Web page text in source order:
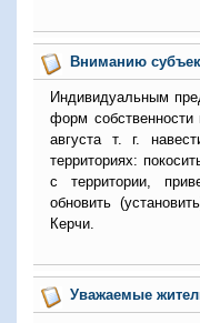
Вниманию
Индивидуальным
форм
августа т. г.
территориях:
с территории,
обновить
Керчи.
Уважаемые